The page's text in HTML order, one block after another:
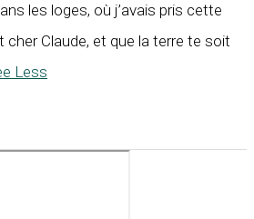
les loges, où j’avais pris cette
Claude, et que la terre te soit
Less